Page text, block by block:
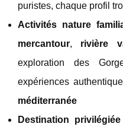
puristes, chaque profil
Activités nature
mercantour, rivière
exploration des
expériences
méditerranée
Destination privilégiée